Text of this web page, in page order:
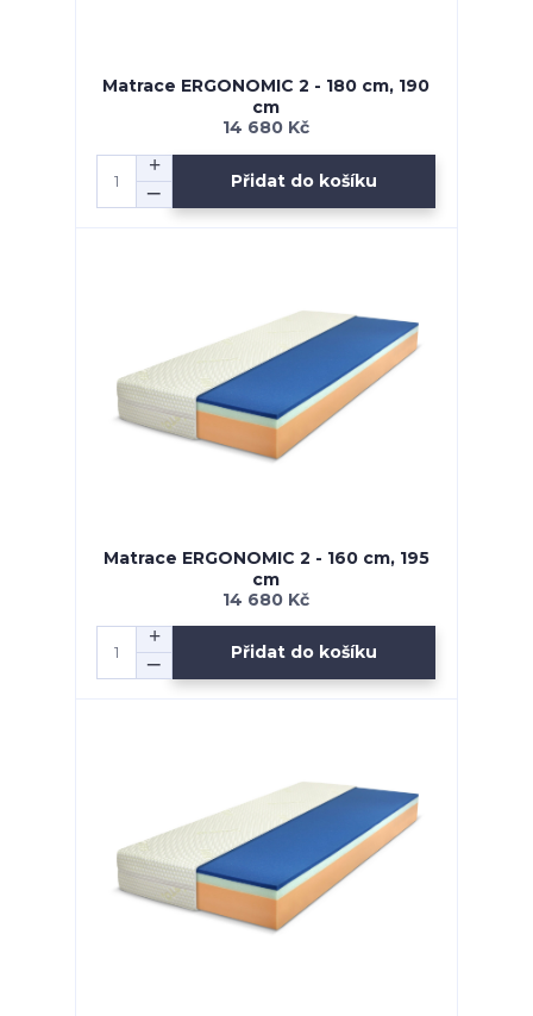
Matrace ERGONOMIC 2 - 180 cm, 190
cm
14 680 Kč
Přidat do košíku
Matrace ERGONOMIC 2 - 160 cm, 195
cm
14 680 Kč
Přidat do košíku